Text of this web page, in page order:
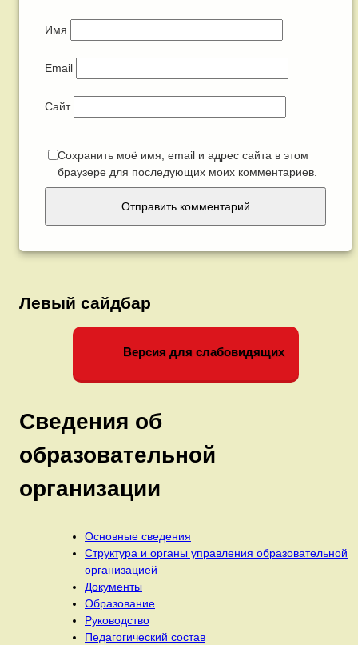
Имя
Email
Сайт
Сохранить моё имя, email и адрес сайта в этом
браузере для последующих моих комментариев.
Левый сайдбар
Версия для слабовидящих
Сведения об
образовательной
организации
Основные сведения
Структура и органы управления образовательной
организацией
Документы
Образование
Руководство
Педагогический состав